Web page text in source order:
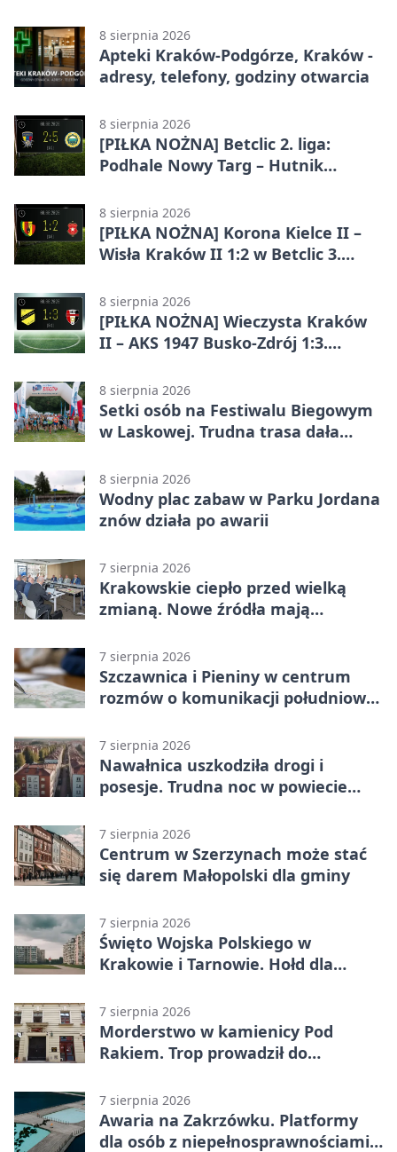
8 sierpnia 2026
Apteki Kraków-Podgórze, Kraków -
adresy, telefony, godziny otwarcia
8 sierpnia 2026
[PIŁKA NOŻNA] Betclic 2. liga:
Podhale Nowy Targ – Hutnik
efektownym zwycięstwem
8 sierpnia 2026
[PIŁKA NOŻNA] Korona Kielce II –
Wisła Kraków II 1:2 w Betclic 3.
odwróciła losy meczu
8 sierpnia 2026
[PIŁKA NOŻNA] Wieczysta Kraków
II – AKS 1947 Busko-Zdrój 1:3.
Liga Grupa 4 (Grupa IV)
8 sierpnia 2026
Setki osób na Festiwalu Biegowym
w Laskowej. Trudna trasa dała
8 sierpnia 2026
Wodny plac zabaw w Parku Jordana
znów działa po awarii
7 sierpnia 2026
Krakowskie ciepło przed wielką
zmianą. Nowe źródła mają
7 sierpnia 2026
Szczawnica i Pieniny w centrum
rozmów o komunikacji południowej
7 sierpnia 2026
Nawałnica uszkodziła drogi i
posesje. Trudna noc w powiecie
7 sierpnia 2026
Centrum w Szerzynach może stać
się darem Małopolski dla gminy
7 sierpnia 2026
Święto Wojska Polskiego w
Krakowie i Tarnowie. Hołd dla
7 sierpnia 2026
Morderstwo w kamienicy Pod
Rakiem. Trop prowadził do
7 sierpnia 2026
Awaria na Zakrzówku. Platformy
dla osób z niepełnosprawnościami